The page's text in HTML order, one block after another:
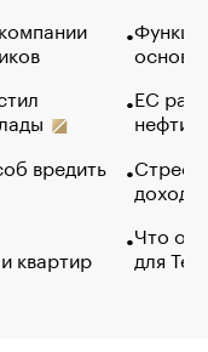
вредить
квартир
основ
ЕС
нефти
Что
для